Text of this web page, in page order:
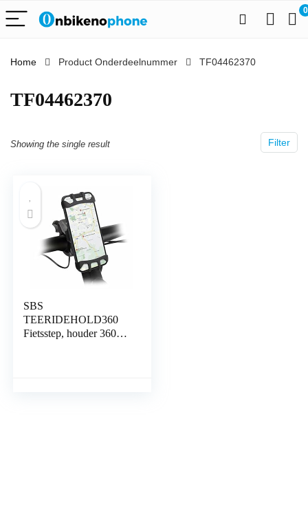
0
Home Product Onderdeelnummer ‎TF04462370
‎TF04462370
Filter
Showing the single result
SBS
TEERIDEHOLD360
Fietsstep, houder 360